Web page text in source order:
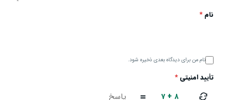
نام*
نام من برای دیدگاه بعدی ذخیره شود.
تأیید امنیتی*
۷ + ۸ =